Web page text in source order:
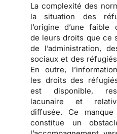
La complexité des
la situation des
l’origine d’une faible
de leurs droits que ce
de l’administration,
sociaux et des
En outre,
les droits des
est disponible,
lacunaire et
diffusée. Ce
constitue un